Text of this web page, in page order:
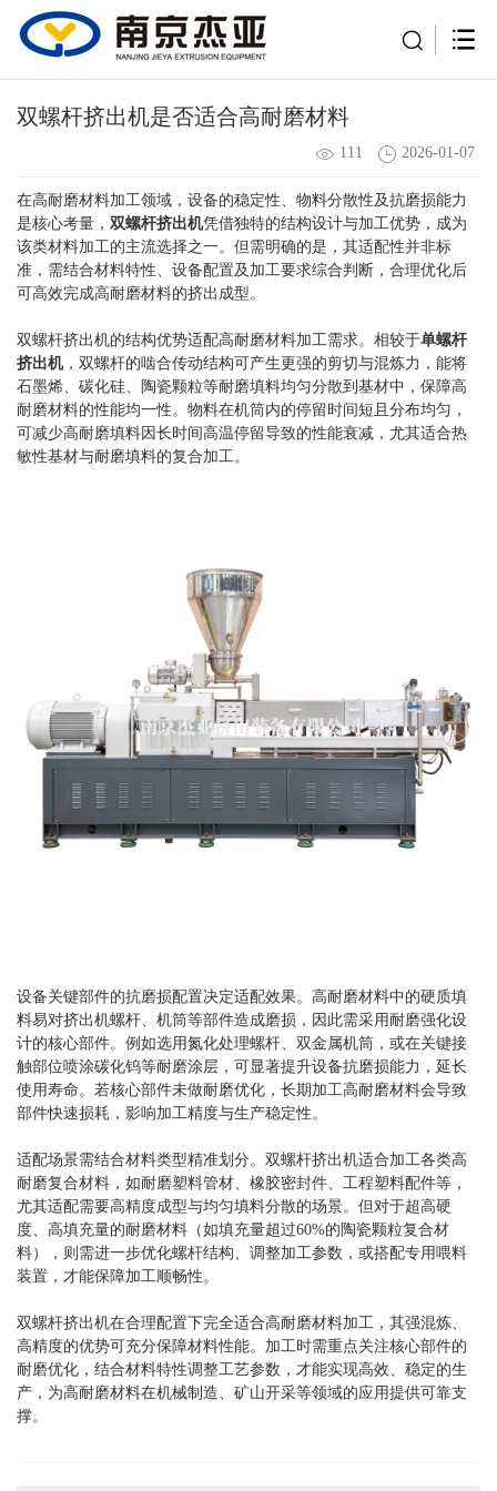
双螺杆挤出机是否适合高耐磨材料
111 2026-01-07
在高耐磨材料加工领域，设备的稳定性、物料分散性及抗磨损能力
是核心考量， 双螺杆挤出机凭借独特的结构设计与加工优势，成为
该类材料加工的主流选择之一。但需明确的是，其适配性并非标
准，需结合材料特性、设备配置及加工要求综合判断，合理优化后
可高效完成高耐磨材料的挤出成型。
双螺杆挤出机的结构优势适配高耐磨材料加工需求。相较于单螺杆
挤出机，双螺杆的啮合传动结构可产生更强的剪切与混炼力，能将
石墨烯、碳化硅、陶瓷颗粒等耐磨填料均匀分散到基材中，保障高
耐磨材料的性能均一性。物料在机筒内的停留时间短且分布均匀，
可减少高耐磨填料因长时间高温停留导致的性能衰减，尤其适合热
敏性基材与耐磨填料的复合加工。
设备关键部件的抗磨损配置决定适配效果。高耐磨材料中的硬质填
料易对挤出机螺杆、机筒等部件造成磨损，因此需采用耐磨强化设
计的核心部件。例如选用氮化处理螺杆、双金属机筒，或在关键接
触部位喷涂碳化钨等耐磨涂层，可显著提升设备抗磨损能力，延长
使用寿命。若核心部件未做耐磨优化，长期加工高耐磨材料会导致
部件快速损耗，影响加工精度与生产稳定性。
适配场景需结合材料类型精准划分。双螺杆挤出机适合加工各类高
耐磨复合材料，如耐磨塑料管材、橡胶密封件、工程塑料配件等，
尤其适配需要高精度成型与均匀填料分散的场景。但对于超高硬
度、高填充量的耐磨材料（如填充量超过60%的陶瓷颗粒复合材
料），则需进一步优化螺杆结构、调整加工参数，或搭配专用喂料
装置，才能保障加工顺畅性。
双螺杆挤出机在合理配置下完全适合高耐磨材料加工，其强混炼、
高精度的优势可充分保障材料性能。加工时需重点关注核心部件的
耐磨优化，结合材料特性调整工艺参数，才能实现高效、稳定的生
产，为高耐磨材料在机械制造、矿山开采等领域的应用提供可靠支
撑。